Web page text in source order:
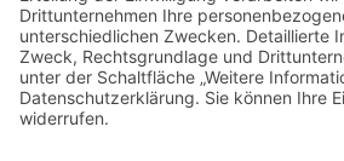
Schenkungen?
Können auch minderjährige Kinder